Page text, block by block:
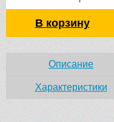
В корзину
Описание
Характеристики